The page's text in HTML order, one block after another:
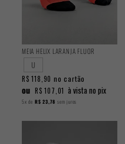
MEIA HELIX LARANJA FLUOR
U
R$ 118,90 no cartão
ou R$ 107,01 à vista no pix
5x de R$ 23,78 sem juros